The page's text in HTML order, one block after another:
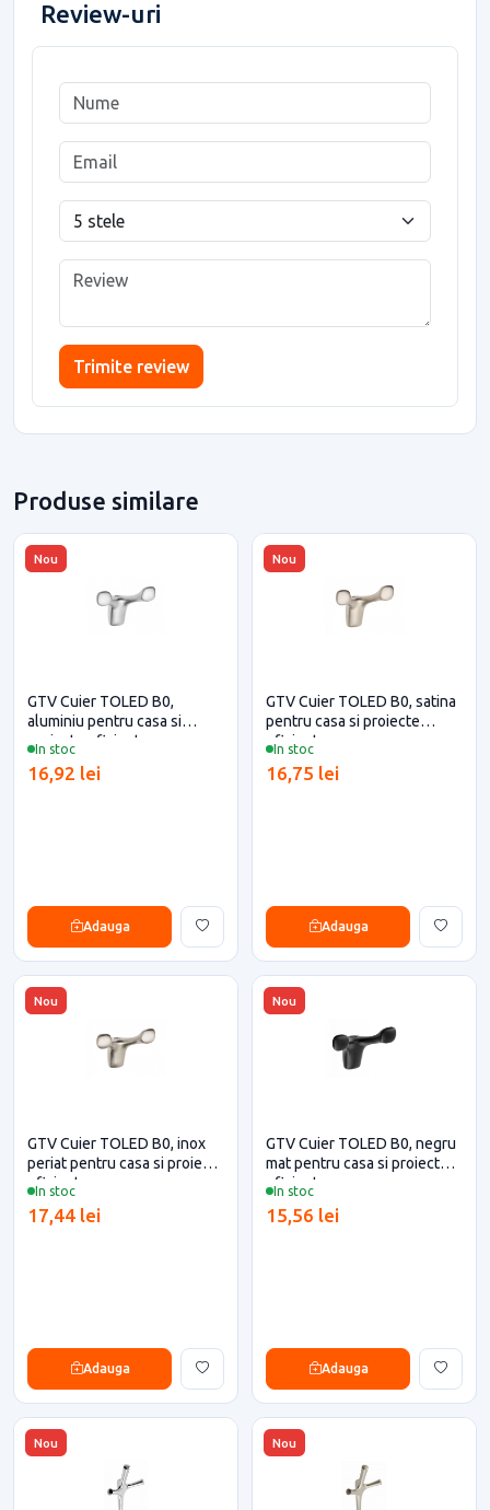
Review-uri
Trimite review
Produse similare
Nou
In stoc
GTV Cuier TOLED B0,
aluminiu pentru casa si
proiecte eficiente
16,92 lei
Adauga
Nou
In stoc
GTV Cuier TOLED B0, satina
pentru casa si proiecte
eficiente
16,75 lei
Adauga
Nou
In stoc
GTV Cuier TOLED B0, inox
periat pentru casa si proiecte
eficiente
17,44 lei
Adauga
Nou
In stoc
GTV Cuier TOLED B0, negru
mat pentru casa si proiecte
eficiente
15,56 lei
Adauga
Nou Nou